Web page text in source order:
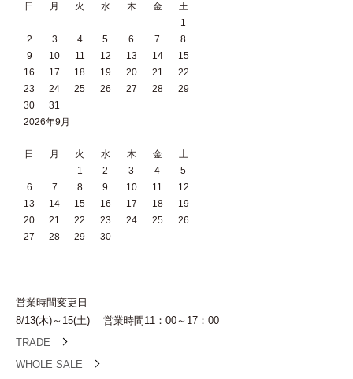
日 月 火 水 木 金
土
1
2
3 4 5 6 7
8
9
10 11 12 13 14
15
16
17 18 19 20 21
22
23
24 25 26 27 28
29
30
31
2026年9月
日 月 火 水 木 金
土
1
2 3 4
5
6
7 8 9 10 11
12
13
14 15 16 17 18
19
20
21 22 23 24 25
26
27
28 29 30
TRADE
WHOLE SALE
営業時間変更日
8/13(木)～15(土) 営業時間11：00～17：00